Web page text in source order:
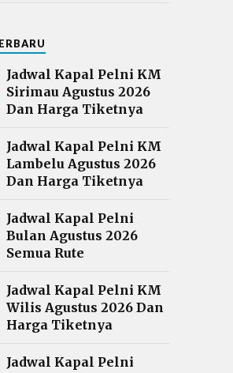
Jadwal Kapal Pelni KM
Sirimau Agustus 2026
Dan Harga Tiketnya
Jadwal Kapal Pelni KM
Lambelu Agustus 2026
Dan Harga Tiketnya
Jadwal Kapal Pelni
Bulan Agustus 2026
Semua Rute
Jadwal Kapal Pelni KM
Wilis Agustus 2026 Dan
Harga Tiketnya
Jadwal Kapal Pelni